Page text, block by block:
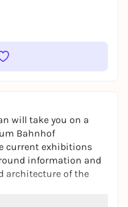
will take you on a
Bahnhof
current exhibitions
information and
architecture of the
office